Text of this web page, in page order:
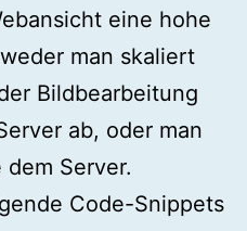
eine hohe
man skaliert
Bildbearbeitung
ab, oder man
Server.
Code-Snippets